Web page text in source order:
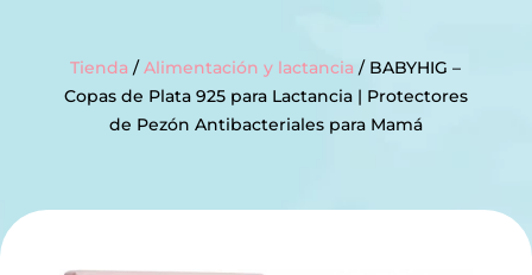
Tienda /Alimentación y lactancia / BABYHIG –
Copas de Plata 925 para Lactancia | Protectores
de Pezón Antibacteriales para Mamá